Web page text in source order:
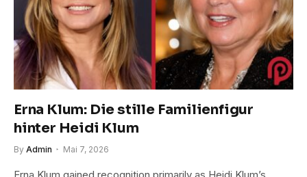
Erna Klum: Die stille Familienfigur
hinter Heidi Klum
By Admin Mai 7, 2026
Erna Klum gained recognition primarily as Heidi Klum’s